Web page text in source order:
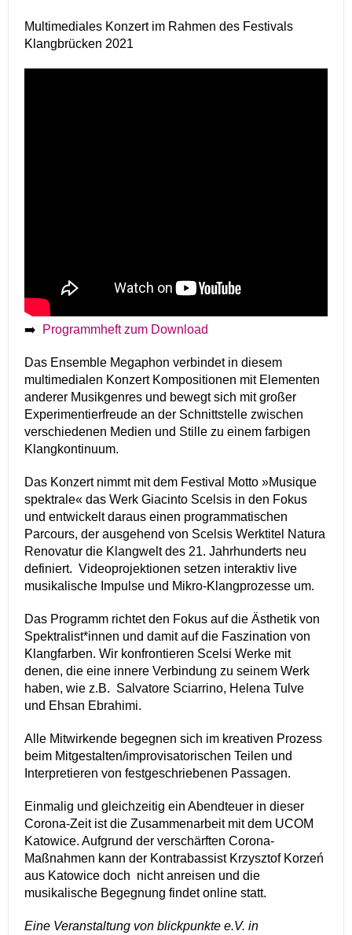
Multimediales Konzert im Rahmen des Festivals
Klangbrücken 2021
➡️ Programmheft zum Download
Das Ensemble Megaphon verbindet in diesem
multimedialen Konzert Kompositionen mit Elementen
anderer Musikgenres und bewegt sich mit großer
Experimentierfreude an der Schnittstelle zwischen
verschiedenen Medien und Stille zu einem farbigen
Klangkontinuum.
Das Konzert nimmt mit dem Festival Motto »Musique
spektrale« das Werk Giacinto Scelsis in den Fokus
und entwickelt daraus einen programmatischen
Parcours, der ausgehend von Scelsis Werktitel Natura
Renovatur die Klangwelt des 21. Jahrhunderts neu
definiert. Videoprojektionen setzen interaktiv live
musikalische Impulse und Mikro-Klangprozesse um.
Das Programm richtet den Fokus auf die Ästhetik von
Spektralist*innen und damit auf die Faszination von
Klangfarben. Wir konfrontieren Scelsi Werke mit
denen, die eine innere Verbindung zu seinem Werk
haben, wie z.B. Salvatore Sciarrino, Helena Tulve
und Ehsan Ebrahimi.
Alle Mitwirkende begegnen sich im kreativen Prozess
beim Mitgestalten/improvisatorischen Teilen und
Interpretieren von festgeschriebenen Passagen.
Einmalig und gleichzeitig ein Abendteuer in dieser
Corona-Zeit ist die Zusammenarbeit mit dem UCOM
Katowice. Aufgrund der verschärften Corona-
Maßnahmen kann der Kontrabassist Krzysztof Korzeń
aus Katowice doch nicht anreisen und die
musikalische Begegnung findet online statt.
Eine Veranstaltung von blickpunkte e.V. in